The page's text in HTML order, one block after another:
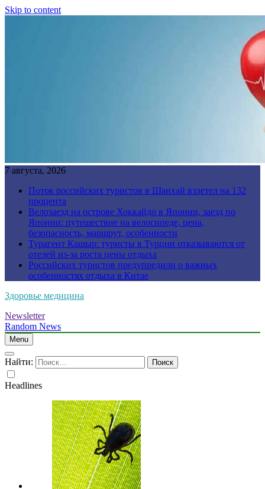
Skip to content
7 августа, 2026
Поток российских туристов в Шанхай взлетел на 132
процента
Велозаезд на острове Хоккайдо в Японии, заезд по
Японии: путешествие на велосипеде, цена,
безопасность, маршрут, особенности
Турагент Кашыр: туристы в Турции отказываются от
отелей из-за роста цены отдыха
Российских туристов предупредили о важных
особенностях отдыха в Китае
Здоровье медицина
Newsletter
Random News
Menu
Найти:
Headlines